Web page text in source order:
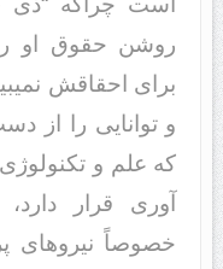
روشن حقوق او را
برای احقاقش
و توانایی را از
که علم و
آوری قرار
خصوصاً نیروهای